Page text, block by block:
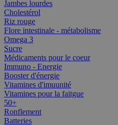
Jambes lourdes
Cholestérol
Riz rouge
Flore intestinale - métabolisme
Omega 3
Sucre
Médicaments pour le coeur
Immuno - Energie
Booster d'énergie
Vitamines d'imuunité
Vitamines pour la faitgue
50+
Ronflement
Batteries